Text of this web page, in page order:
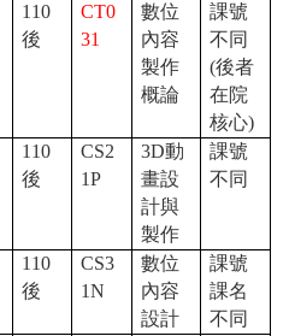
110
後
CT0
31
數位
內容
製作
概論
課號
不同
(後者
在院
核心)
110
後
CS2
1P
3D動
畫設
計與
製作
課號
不同
110
後
CS3
1N
數位
內容
設計
課號
課名
不同